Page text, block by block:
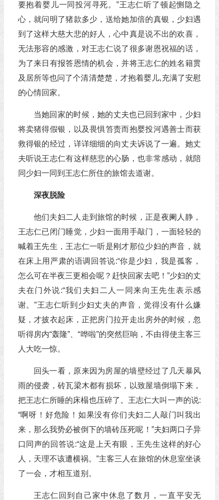
要抱着婴儿一同投河寻死。”王志仁听了顿起恻隐之
心，就问明了猪款多少，送给她加倍的真银，少妇遇
到了这样大慈大悲的好人，心中真是说不出的欢喜，
无法形容的感激，对王志仁说了很多谢恩祝福的话，
为了来日有报答恩情的机会，并将王志仁的姓名籍贯
及居所等也问了个清清楚楚，才抱着婴儿,充满了安慰
的心情回家。
当她回家的时候，她的丈夫也已回到家中，少妇
将卖猪得假银，以及畏惧笞责而抱婴投河遇善士而获
救得银的经过，详详细细的向丈夫诉说了一遍。她丈
夫听说王志仁有这样慈悲的心肠，也非常感动，就陪
同少妇一同到王志仁所住的旅馆去道谢。
深夜脱险
他们夫妇二人走到旅馆的时候，正是夜阑人静，
王志仁已闭门睡觉，少妇一面用手敲门，一面轻轻的
喊着王先生，王志仁一听是刚才那位少妇的声音，就
在床上用严肃的语调回答说:“你是少妇，我是孤客，
怎么可在半夜三更相会呢？赶快回家去吧！”少妇的丈
夫在门外说:“我们夫妇二人一同来向王先生表示感
谢。”王志仁听到少妇丈夫的声音，觉得没有什么嫌
疑，才披衣起床，正把房门拉开走出房外的时候，忽
听得房内“轰隆”、“哗啦”的突然巨响，不由得使主客三
人大吃一惊。
回头一看，原来因为房屋的墙壁经过了几天暴风
雨的侵袭，砖瓦梁木都有损坏，以致屋墙倒塌下来，
把王志仁所睡的床榻也压碎了。王志仁大叫一声的说:
“啊呀！好危险！如果没有你们夫妇二人敲门叫我出
来，那么我势必被倒下的墙砖压死呢！”夫妇两口子异
口同声的回答说:“这是上天有眼，王先生这样的好心
人，天理不该遭横祸。”主客三人在旅馆的休息室坐谈
了一会，才相互道别。
王志仁回到自己家中休息了数月，一直平安无